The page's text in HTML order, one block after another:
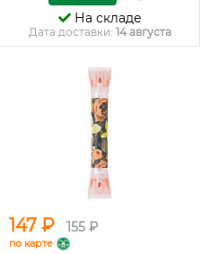
На складе
Дата доставки: 14 августа
147 ₽ 155 ₽
по карте